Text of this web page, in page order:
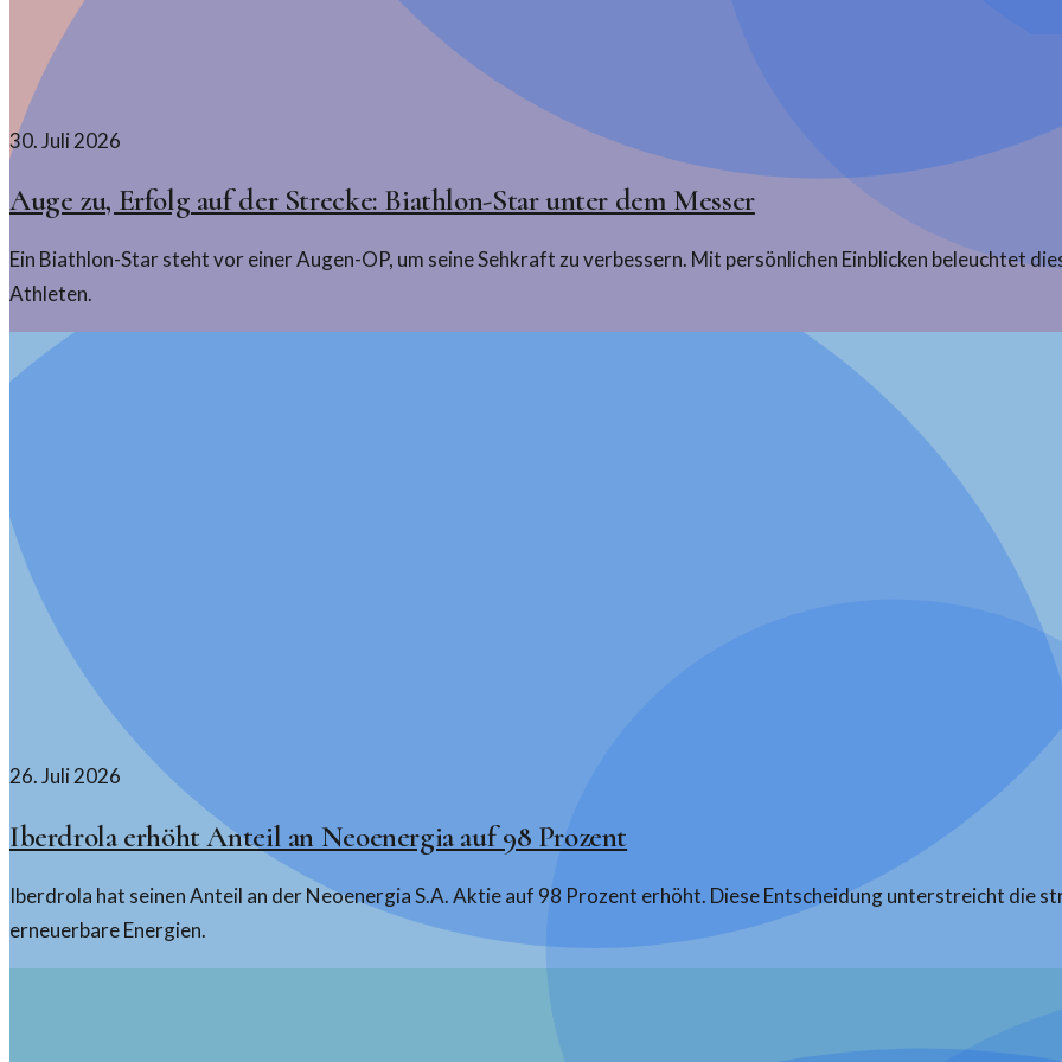
30. Juli 2026
Auge zu, Erfolg auf der Strecke: Biathlon-Star unter dem Messer
Ein Biathlon-Star steht vor einer Augen-OP, um seine Sehkraft zu verbessern. Mit persönlichen Einblicken beleuchtet
Athleten.
26. Juli 2026
Iberdrola erhöht Anteil an Neoenergia auf 98 Prozent
Iberdrola hat seinen Anteil an der Neoenergia S.A. Aktie auf 98 Prozent erhöht. Diese Entscheidung unterstreicht die
erneuerbare Energien.